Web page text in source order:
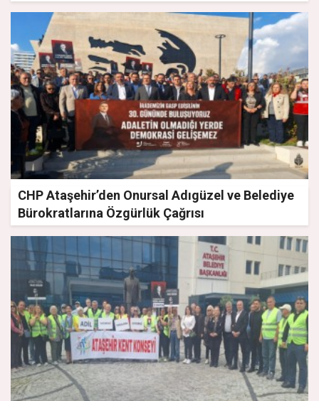
CHP Ataşehir’den Onursal Adıgüzel ve Belediye
Bürokratlarına Özgürlük Çağrısı